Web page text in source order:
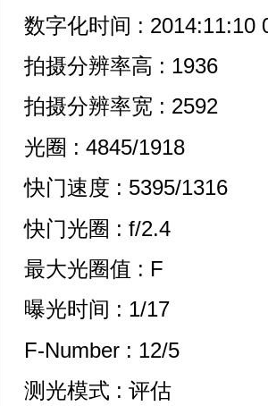
数字化时间 : 2014:11:10
拍摄分辨率高 : 1936
拍摄分辨率宽 : 2592
光圈 : 4845/1918
快门速度 : 5395/1316
快门光圈 : f/2.4
最大光圈值 : F
曝光时间 : 1/17
F-Number : 12/5
测光模式 : 评估